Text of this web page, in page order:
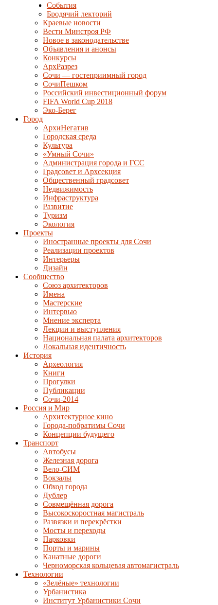
События
Бродячий лекторий
Краевые новости
Вести Минстроя РФ
Новое в законодательстве
Объявления и анонсы
Конкурсы
АрхРазрез
Сочи — гостеприимный город
СочиПешком
Российский инвестиционный форум
FIFA World Cup 2018
Эко-Берег
Город
АрхиНегатив
Городская среда
Культура
«Умный Сочи»
Администрация города и ГСС
Градсовет и Архсекция
Общественный градсовет
Недвижимость
Инфраструктура
Развитие
Туризм
Экология
Проекты
Иностранные проекты для Сочи
Реализации проектов
Интерьеры
Дизайн
Сообщество
Союз архитекторов
Имена
Мастерские
Интервью
Мнение эксперта
Лекции и выступления
Национальная палата архитекторов
Локальная идентичность
История
Археология
Книги
Прогулки
Публикации
Сочи-2014
Россия и Мир
Архитектурное кино
Города-побратимы Сочи
Концепции будущего
Транспорт
Автобусы
Железная дорога
Вело-СИМ
Вокзалы
Обход города
Дублер
Совмещённая дорога
Высокоскоростная магистраль
Развязки и перекрёстки
Мосты и переходы
Парковки
Порты и марины
Канатные дороги
Черноморская кольцевая автомагистраль
Технологии
«Зелёные» технологии
Урбанистика
Институт Урбанистики Сочи